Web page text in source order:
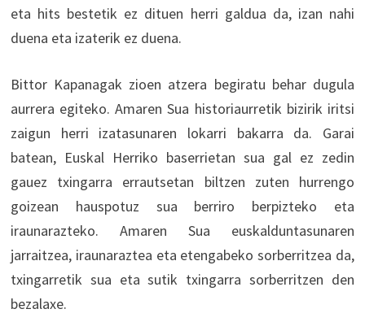
eta hits bestetik ez dituen herri galdua da, izan nahi
duena eta izaterik ez duena.
Bittor Kapanagak zioen atzera begiratu behar dugula
aurrera egiteko. Amaren Sua historiaurretik bizirik iritsi
zaigun herri izatasunaren lokarri bakarra da. Garai
batean, Euskal Herriko baserrietan sua gal ez zedin
gauez txingarra errautsetan biltzen zuten hurrengo
goizean hauspotuz sua berriro berpizteko eta
iraunarazteko. Amaren Sua euskalduntasunaren
jarraitzea, iraunaraztea eta etengabeko sorberritzea da,
txingarretik sua eta sutik txingarra sorberritzen den
bezalaxe.